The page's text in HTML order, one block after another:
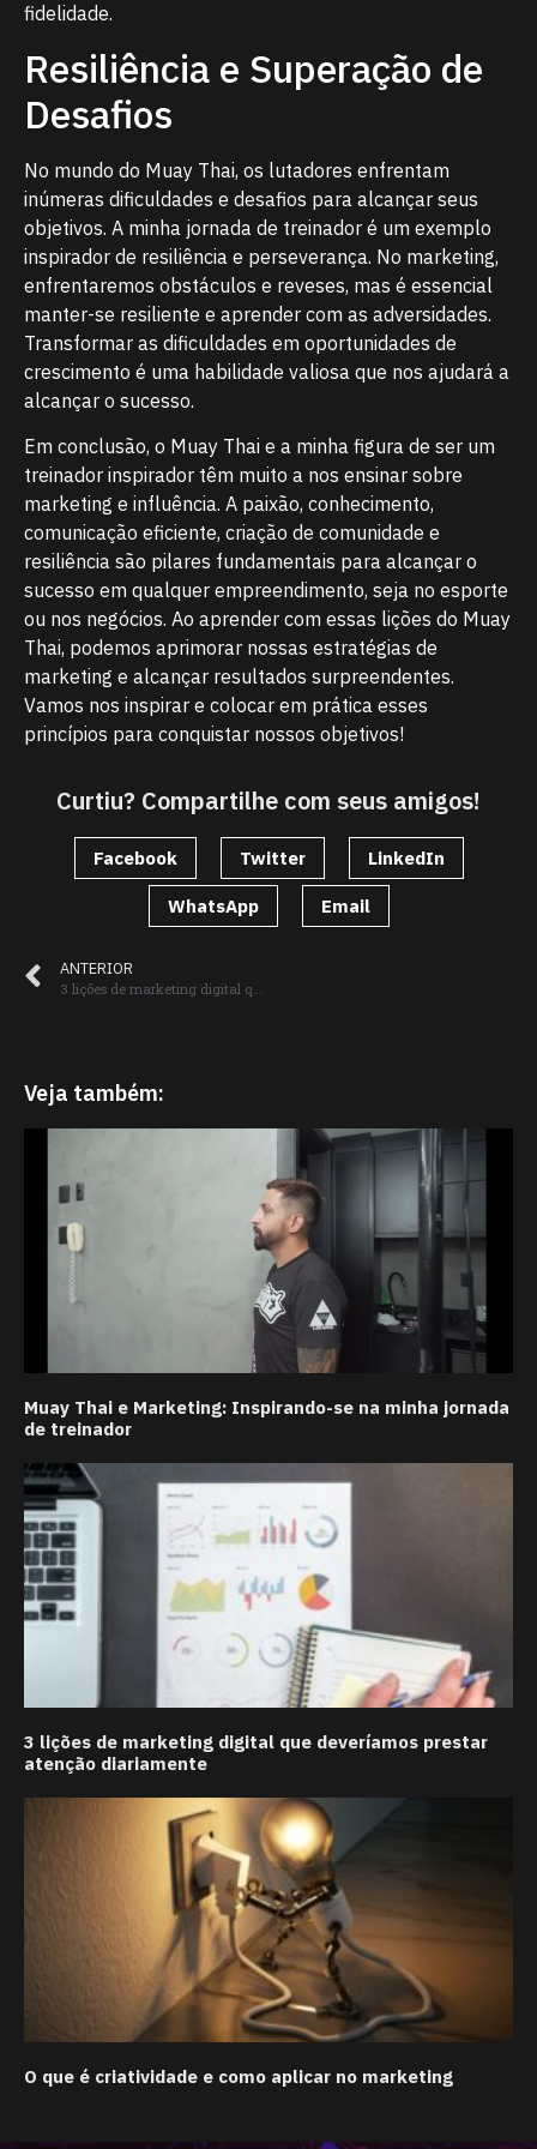
fidelidade.
Resiliência e Superação de
Desafios
No mundo do Muay Thai, os lutadores enfrentam
inúmeras dificuldades e desafios para alcançar seus
objetivos. A minha jornada de treinador é um exemplo
inspirador de resiliência e perseverança. No marketing,
enfrentaremos obstáculos e reveses, mas é essencial
manter-se resiliente e aprender com as adversidades.
Transformar as dificuldades em oportunidades de
crescimento é uma habilidade valiosa que nos ajudará a
alcançar o sucesso.
Em conclusão, o Muay Thai e a minha figura de ser um
treinador inspirador têm muito a nos ensinar sobre
marketing e influência. A paixão, conhecimento,
comunicação eficiente, criação de comunidade e
resiliência são pilares fundamentais para alcançar o
sucesso em qualquer empreendimento, seja no esporte
ou nos negócios. Ao aprender com essas lições do Muay
Thai, podemos aprimorar nossas estratégias de
marketing e alcançar resultados surpreendentes.
Vamos nos inspirar e colocar em prática esses
princípios para conquistar nossos objetivos!
Curtiu? Compartilhe com seus amigos!
Facebook Twitter LinkedIn
WhatsApp Email
ANTERIOR
3 lições de marketing digital que deveríamos prestar atenção diariamente
Veja também:
Muay Thai e Marketing: Inspirando-se na minha jornada
de treinador
3 lições de marketing digital que deveríamos prestar
atenção diariamente
O que é criatividade e como aplicar no marketing